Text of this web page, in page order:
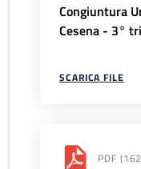
Congiuntura
Cesena - 3°
SCARICA FILE
PDF